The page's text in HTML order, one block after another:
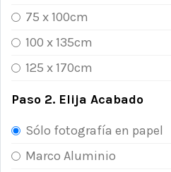
75 x 100cm
100 x 135cm
125 x 170cm
Paso 2. Elija Acabado
Sólo fotografía en papel
Marco Aluminio